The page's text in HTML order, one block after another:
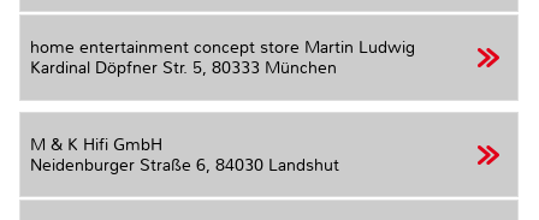
home entertainment concept store Martin Ludwig
Kardinal Döpfner Str. 5, 80333 München
M & K Hifi GmbH
Neidenburger Straße 6, 84030 Landshut